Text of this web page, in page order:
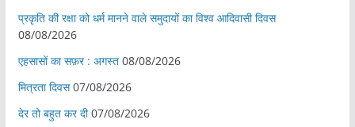
प्रकृति की रक्षा को धर्म मानने वाले समुदायों का विश्व आदिवासी दिवस
08/08/2026
एहसासों का सफ़र : अगस्त 08/08/2026
मित्रता दिवस 07/08/2026
देर तो बहुत कर दी 07/08/2026